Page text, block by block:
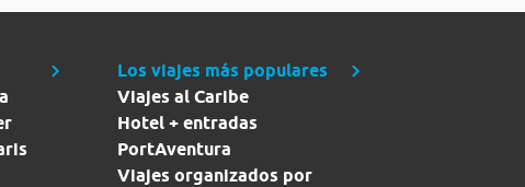
Los viajes más populares
Viajes al Caribe
Hotel + entradas
PortAventura
Viajes organizados por